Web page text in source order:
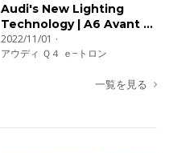
Audi's New Lighting
Technology | A6 Avant e-
Tron
2022/11/01
アウディ Ｑ４ ｅ−トロン
一覧を見る